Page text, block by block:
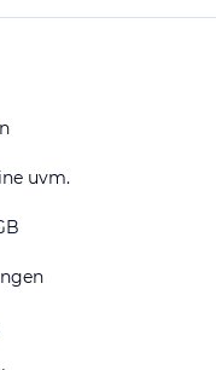
uvm.